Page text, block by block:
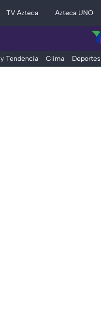
TV Azteca Azteca UNO
Tendencia Clima Deportes